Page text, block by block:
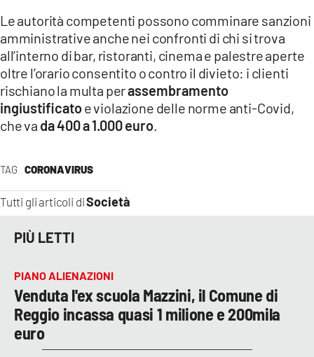
TAG CORONAVIRUS
Tutti gli articoli diSocietà
Le autorità competenti possono comminare sanzioni
amministrative anche nei confronti di chi si trova
all’interno di bar, ristoranti, cinema e palestre aperte
oltre l’orario consentito o contro il divieto: i clienti
rischiano la multa perassembramento
ingiustificatoe violazione delle norme anti-Covid,
che va da 400 a 1.000 euro.
PIÙ LETTI
PIANO ALIENAZIONI
Venduta l'ex scuola Mazzini, il Comune di
Reggio incassa quasi 1 milione e 200mila
euro